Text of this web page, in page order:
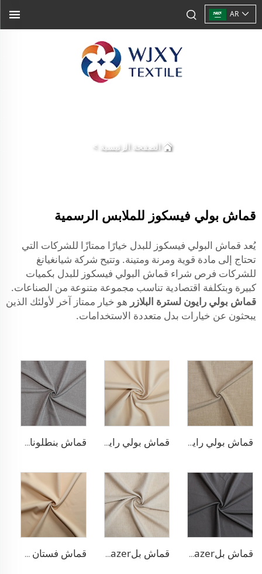
AR
الصفحة الرئيسية >
قماش بولي فيسكوز للملابس الرسمية
يُعد قماش البولي فيسكوز للبدل خيارًا ممتازًا للشركات التي
تحتاج إلى مادة قوية ومرنة ومتينة. وتتيح شركة شيانغيانغ
للشركات فرص شراء قماش البولي فيسكوز للبدل بكميات
كبيرة وبتكلفة اقتصادية تناسب مجموعة متنوعة من الصناعات.
قماش بولي رايون لسترة البلازر هو خيار ممتاز آخر لأولئك الذين
يبحثون عن خيارات بدل متعددة الاستخدامات.
قماش بولي رايون مطاطي للبناطلين قماش بولي رايون لسترة البلازر قماش بنطلونات TR قابل للتمدد بأربعة اتجاهات
قماش بلazer مطاطي من مادة TR قماش بلazer يشبه الكتان من مادة TR قماش فستان منسوج مزدوج من مادة TR